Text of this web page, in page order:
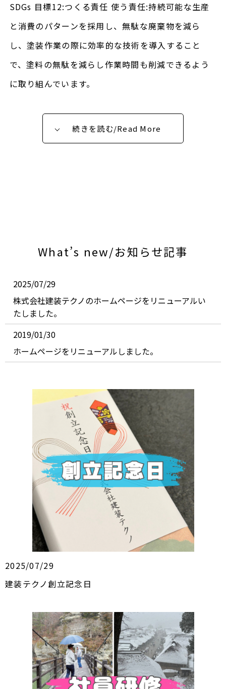
SDGs 目標12:つくる責任 使う責任:持続可能な生産
と消費のパターンを採用し、無駄な廃棄物を減ら
し、塗装作業の際に効率的な技術を導入すること
で、塗料の無駄を減らし作業時間も削減できるよう
に取り組んでいます。
続きを読む/Read More
What’s new/お知らせ記事
2025/07/29
株式会社建装テクノのホームページをリニューアルい
たしました。
2019/01/30
ホームページをリニューアルしました。
2025/07/29
建装テクノ創立記念日